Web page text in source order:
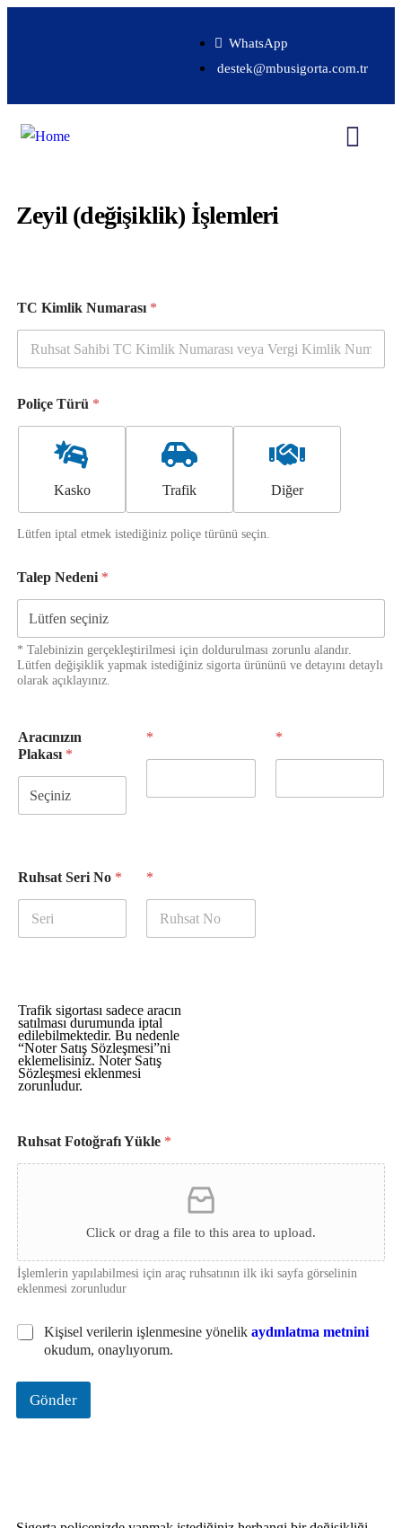
WhatsApp
destek@mbusigorta.com.tr
Zeyil (değişiklik) İşlemleri
TC Kimlik Numarası *
Poliçe Türü *
Kasko Trafik Diğer
Lütfen iptal etmek istediğiniz poliçe türünü seçin.
Talep Nedeni *
* Talebinizin gerçekleştirilmesi için doldurulması zorunlu alandır.
Lütfen değişiklik yapmak istediğiniz sigorta ürününü ve detayını detaylı
olarak açıklayınız.
Aracınızın
Plakası *
* *
Ruhsat Seri No * *
Trafik sigortası sadece aracın
satılması durumunda iptal
edilebilmektedir. Bu nedenle
“Noter Satış Sözleşmesi”ni
eklemelisiniz. Noter Satış
Sözleşmesi eklenmesi
zorunludur.
ü
k
l
e
T
a
l
e
p
Ruhsat Fotoğrafı Yükle *
Click or drag a file to this area to upload.
İşlemlerin yapılabilmesi için araç ruhsatının ilk iki sayfa görselinin
eklenmesi zorunludur
O
y
u
Kişisel verilerin işlenmesine yönelik aydınlatma metnini
okudum, onaylıyorum.
Gönder